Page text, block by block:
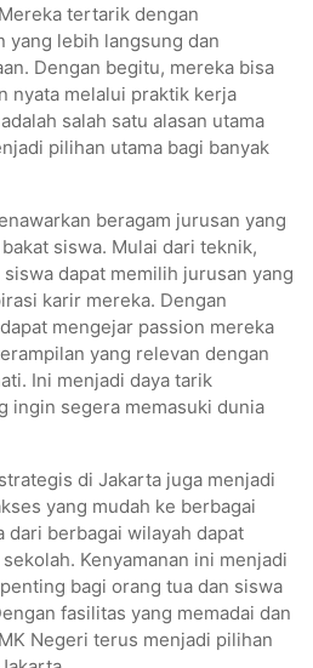
tertarik dengan
yang lebih langsung dan
Dengan begitu, mereka bisa
nyata melalui praktik kerja
salah satu alasan utama
pilihan utama bagi banyak
beragam jurusan yang
siswa. Mulai dari teknik,
dapat memilih jurusan yang
karir mereka. Dengan
mengejar passion mereka
yang relevan dengan
Ini menjadi daya tarik
ingin segera memasuki dunia
di Jakarta juga menjadi
yang mudah ke berbagai
berbagai wilayah dapat
Kenyamanan ini menjadi
bagi orang tua dan siswa
fasilitas yang memadai dan
Negeri terus menjadi pilihan